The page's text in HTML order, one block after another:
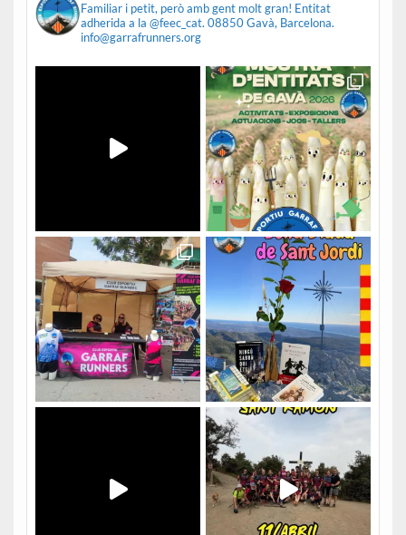
Familiar i petit, però amb gent molt gran! Entitat
adherida a la @feec_cat. 08850 Gavà, Barcelona.
info@garrafrunners.org